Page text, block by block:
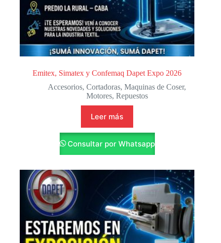
Emitex, Simatex y Confemaq Dapet Expo 2026
Accesorios,Cortadoras,Maquinas de Coser,
Motores, Repuestos
Leer más
Consultar por Whatsapp